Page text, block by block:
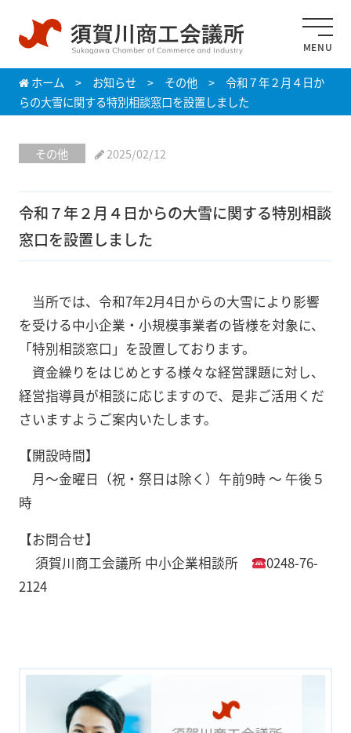
MENU
ホーム > お知らせ> その他> 令和７年２月４日か
らの大雪に関する特別相談窓口を設置しました
その他 2025/02/12
令和７年２月４日からの大雪に関する特別相談
窓口を設置しました
当所では、令和7年2月4日からの大雪により影響
を受ける中小企業・小規模事業者の皆様を対象に、
「特別相談窓口」を設置しております。
資金繰りをはじめとする様々な経営課題に対し、
経営指導員が相談に応じますので、是非ご活用くだ
さいますようご案内いたします。
【開設時間】
月～金曜日（祝・祭日は除く）午前9時 ～ 午後５
時
【お問合せ】
須賀川商工会議所 中小企業相談所
0248-76-
2124